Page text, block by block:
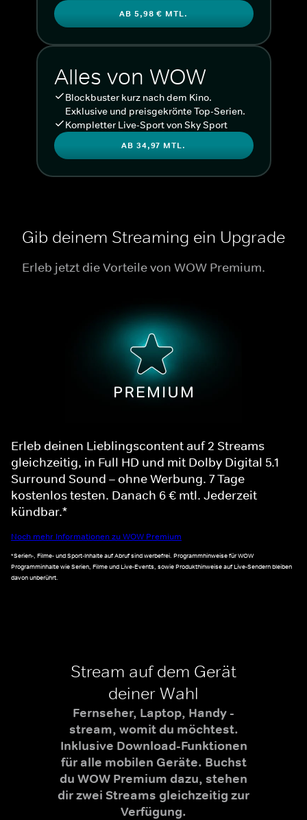
AB 5,98 € MTL.
Alles von WOW
Blockbuster kurz nach dem Kino.
Exklusive und preisgekrönte Top-Serien.
Kompletter Live-Sport von Sky Sport
AB 34,97 MTL.
Gib deinem Streaming ein Upgrade
Erleb jetzt die Vorteile von WOW Premium.
Erleb deinen Lieblingscontent auf 2 Streams
gleichzeitig, in Full HD und mit Dolby Digital 5.1
Surround Sound – ohne Werbung. 7 Tage
kostenlos testen. Danach 6 € mtl. Jederzeit
kündbar.*
Noch mehr Informationen zu WOW Premium
*Serien-, Filme- und Sport-Inhalte auf Abruf sind werbefrei. Programmhinweise für WOW
Programminhalte wie Serien, Filme und Live-Events, sowie Produkthinweise auf Live-Sendern bleiben
davon unberührt.
Stream auf dem Gerät
deiner Wahl
Fernseher, Laptop, Handy -
stream, womit du möchtest.
Inklusive Download-Funktionen
für alle mobilen Geräte. Buchst
du WOW Premium dazu, stehen
dir zwei Streams gleichzeitig zur
Verfügung.